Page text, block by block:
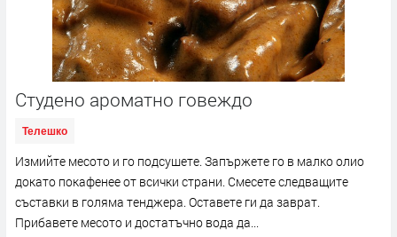
Студено ароматно говеждо
Телешко
Измийте месото и го подсушете. Запържете го в малко олио
докато покафенее от всички страни. Смесете следващите
съставки в голяма тенджера. Оставете ги да заврат.
Прибавете месото и достатъчно вода да...